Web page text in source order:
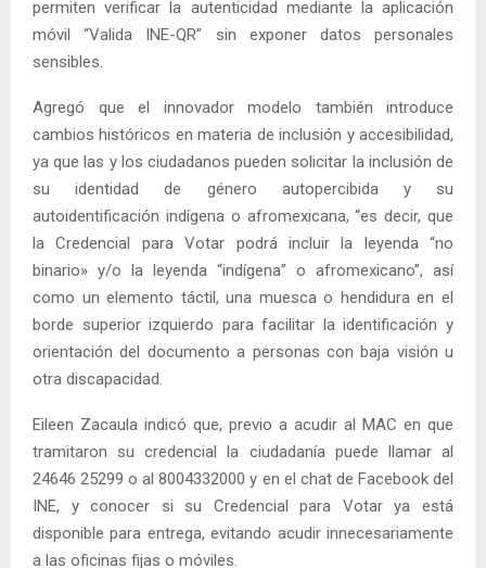
permiten verificar la autenticidad mediante la aplicación
móvil “Valida INE-QR” sin exponer datos personales
sensibles.
Agregó que el innovador modelo también introduce
cambios históricos en materia de inclusión y accesibilidad,
ya que las y los ciudadanos pueden solicitar la inclusión de
su identidad de género autopercibida y su
autoidentificación indígena o afromexicana, “es decir, que
la Credencial para Votar podrá incluir la leyenda “no
binario» y/o la leyenda “indígena” o afromexicano”, así
como un elemento táctil, una muesca o hendidura en el
borde superior izquierdo para facilitar la identificación y
orientación del documento a personas con baja visión u
otra discapacidad.
Eileen Zacaula indicó que, previo a acudir al MAC en que
tramitaron su credencial la ciudadanía puede llamar al
24646 25299 o al 8004332000 y en el chat de Facebook del
INE, y conocer si su Credencial para Votar ya está
disponible para entrega, evitando acudir innecesariamente
a las oficinas fijas o móviles.